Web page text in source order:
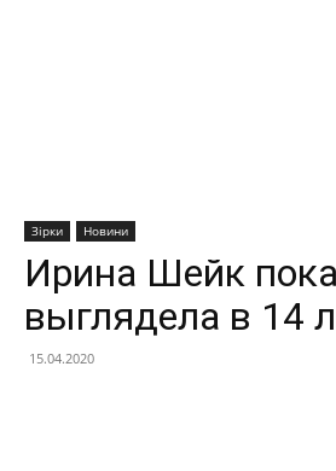
Зірки Новини
Ирина Шейк
выглядела в 14
15.04.2020